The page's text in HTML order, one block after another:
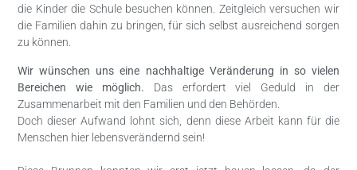
die Kinder die Schule besuchen können. Zeitgleich versuchen wir
die Familien dahin zu bringen, für sich selbst ausreichend sorgen
zu können.
Wir wünschen uns eine nachhaltige Veränderung in so vielen
Bereichen wie möglich. Das erfordert viel Geduld in der
Zusammenarbeit mit den Familien und den Behörden.
Doch dieser Aufwand lohnt sich, denn diese Arbeit kann für die
Menschen hier lebensverändernd sein!